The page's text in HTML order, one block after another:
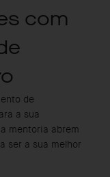
com
de
a sua
mentoria abrem
ser a sua melhor